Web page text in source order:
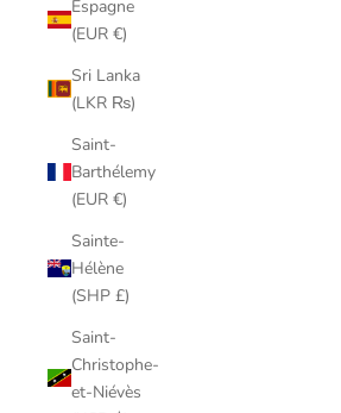
Espagne
(EUR €)
Sri Lanka
(LKR ₨)
Saint-
Barthélemy
(EUR €)
Sainte-
Hélène
(SHP £)
Saint-
Christophe-
et-Niévès